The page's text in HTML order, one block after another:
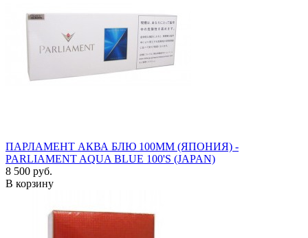
ПАРЛАМЕНТ АКВА БЛЮ 100ММ (ЯПОНИЯ) -
PARLIAMENT AQUA BLUE 100'S (JAPAN)
8 500 руб.
В корзину